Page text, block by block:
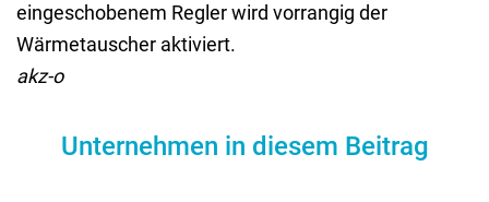
eingeschobenem Regler wird vorrangig der
Wärmetauscher aktiviert.
akz-o
Unternehmen in diesem Beitrag